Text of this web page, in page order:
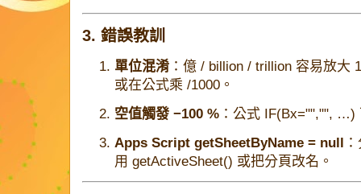
3. 錯誤教訓
單位混淆 ：億 / billion / trillion 容易放
或在公式乘 /1000。
空值觸發 −100 % ：公式 IF(Bx="","", …)
Apps Script getSheetByName = null
用 getActiveSheet() 或把分頁改名。